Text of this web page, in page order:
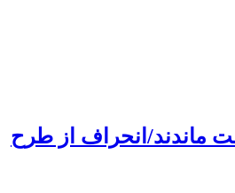
ماندند/انحراف از طرح